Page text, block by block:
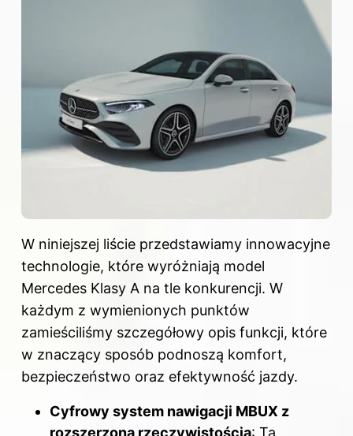
W niniejszej liście przedstawiamy innowacyjne
technologie, które wyróżniają model
Mercedes Klasy A na tle konkurencji. W
każdym z wymienionych punktów
zamieściliśmy szczegółowy opis funkcji, które
w znaczący sposób podnoszą komfort,
bezpieczeństwo oraz efektywność jazdy.
Cyfrowy system nawigacji MBUX z
rozszerzoną rzeczywistością: Ta